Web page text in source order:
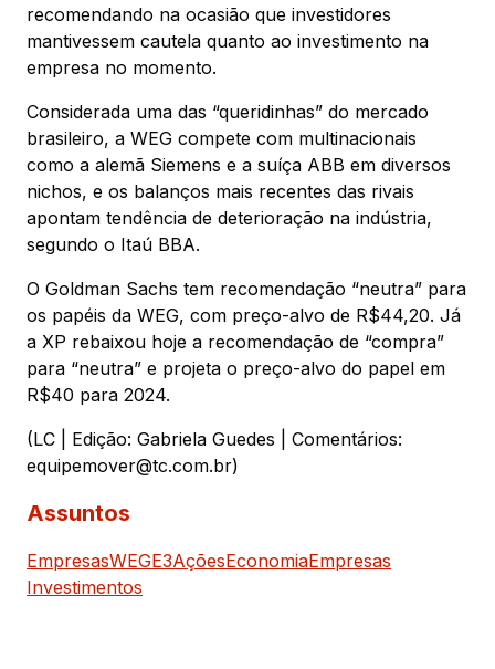
recomendando na ocasião que investidores
mantivessem cautela quanto ao investimento na
empresa no momento.
Considerada uma das “queridinhas” do mercado
brasileiro, a WEG compete com multinacionais
como a alemã Siemens e a suíça ABB em diversos
nichos, e os balanços mais recentes das rivais
apontam tendência de deterioração na indústria,
segundo o Itaú BBA.
O Goldman Sachs tem recomendação “neutra” para
os papéis da WEG, com preço-alvo de R$44,20. Já
a XP rebaixou hoje a recomendação de “compra”
para “neutra” e projeta o preço-alvo do papel em
R$40 para 2024.
(LC | Edição: Gabriela Guedes | Comentários:
equipemover@tc.com.br)
Assuntos
EmpresasWEGE3AçõesEconomiaEmpresas
Investimentos